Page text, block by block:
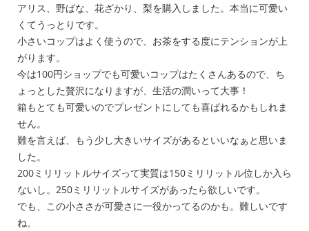
アリス、野ばな、花ざかり、梨を購入しました。本当に可愛い
くてうっとりです。
小さいコップはよく使うので、お茶をする度にテンションが上
がります。
今は100円ショップでも可愛いコップはたくさんあるので、ち
ょっとした贅沢になりますが、生活の潤いって大事！
箱もとても可愛いのでプレゼントにしても喜ばれるかもしれま
せん。
難を言えば、もう少し大きいサイズがあるといいなぁと思いま
した。
200ミリリットルサイズって実質は150ミリリットル位しか入ら
ないし。250ミリリットルサイズがあったら欲しいです。
でも、この小ささが可愛さに一役かってるのかも。難しいです
ね。